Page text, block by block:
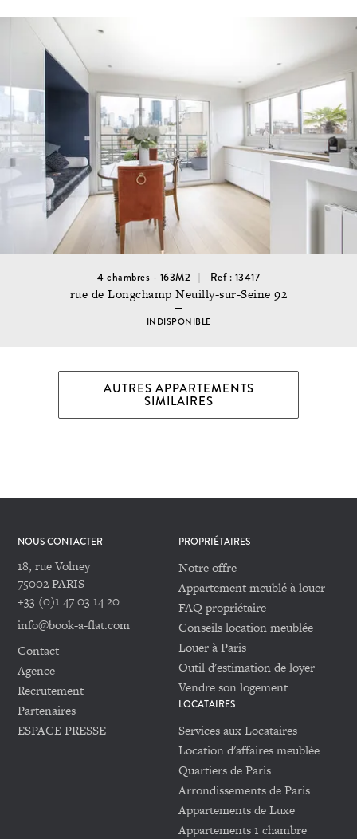
4 chambres - 163M2 Ref : 13417
rue de Longchamp Neuilly-sur-Seine 92
INDISPONIBLE
AUTRES APPARTEMENTS
SIMILAIRES
NOUS CONTACTER
18, rue Volney
75002 PARIS
+33 (0)1 47 03 14 20
info@book-a-flat.com
Contact
Agence
Recrutement
Partenaires
ESPACE PRESSE
PROPRIÉTAIRES
Notre offre
Appartement meublé à louer
FAQ propriétaire
Conseils location meublée
Louer à Paris
Outil d'estimation de loyer
Vendre son logement
LOCATAIRES
Services aux Locataires
Location d'affaires meublée
Quartiers de Paris
Arrondissements de Paris
Appartements de Luxe
Appartements 1 chambre